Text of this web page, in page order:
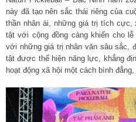
này đã tạo nên sắc thái riêng của
thần nhân ái, những giá trị tích
tật với cộng đồng càng khiến cho
với những giá trị nhân văn sâu sắc,
tật được thể hiện năng lực, khẳng
hoạt động xã hội một cách bình đẳng,